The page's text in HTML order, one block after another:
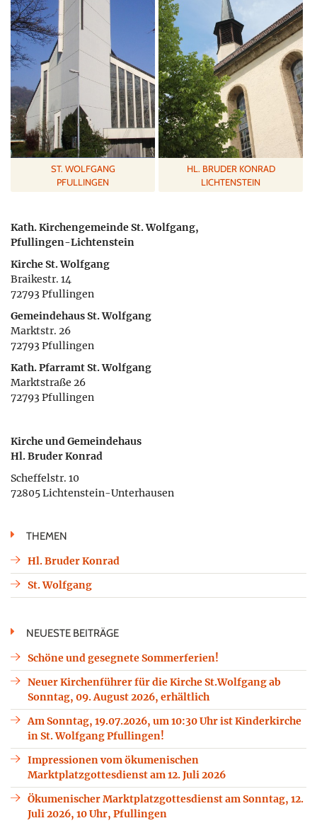
ST. WOLFGANG
PFULLINGEN
HL. BRUDER KONRAD
LICHTENSTEIN
Kath. Kirchengemeinde St. Wolfgang,
Pfullingen-Lichtenstein
Kirche St. Wolfgang
Braikestr. 14
72793 Pfullingen
Gemeindehaus St. Wolfgang
Marktstr. 26
72793 Pfullingen
Kath. Pfarramt St. Wolfgang
Marktstraße 26
72793 Pfullingen
Kirche und Gemeindehaus
Hl. Bruder Konrad
Scheffelstr. 10
72805 Lichtenstein-Unterhausen
THEMEN
Hl. Bruder Konrad
St. Wolfgang
NEUESTE BEITRÄGE
Schöne und gesegnete Sommerferien!
Neuer Kirchenführer für die Kirche St.Wolfgang ab
Sonntag, 09. August 2026, erhältlich
Am Sonntag, 19.07.2026, um 10:30 Uhr ist Kinderkirche
in St. Wolfgang Pfullingen!
Impressionen vom ökumenischen
Marktplatzgottesdienst am 12. Juli 2026
Ökumenischer Marktplatzgottesdienst am Sonntag, 12.
Juli 2026, 10 Uhr, Pfullingen